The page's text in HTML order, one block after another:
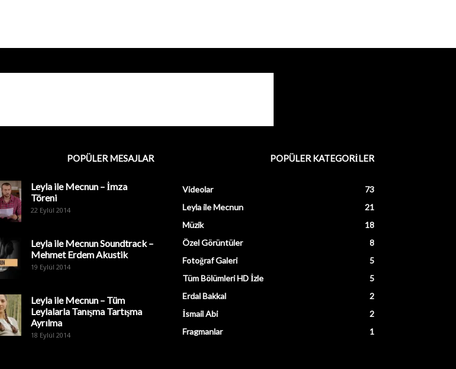
POPÜLER MESAJLAR
Leyla ile Mecnun – İmza
Töreni
22 Eylül 2014
Leyla ile Mecnun Soundtrack –
Mehmet Erdem Akustik
19 Eylül 2014
Leyla ile Mecnun – Tüm
Leylalarla Tanışma Tartışma
Ayrılma
18 Eylül 2014
POPÜLER KATEGORİLER
Videolar
73
Leyla ile Mecnun
21
Müzik
18
Özel Görüntüler
8
Fotoğraf Galeri
5
Tüm Bölümleri HD İzle
5
Erdal Bakkal
2
İsmail Abi
2
Fragmanlar
1